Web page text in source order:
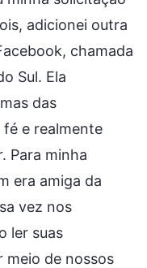
adicionei outra
chamada
Sul. Ela
das
e realmente
Para minha
era amiga da
vez nos
ler suas
meio de nossos